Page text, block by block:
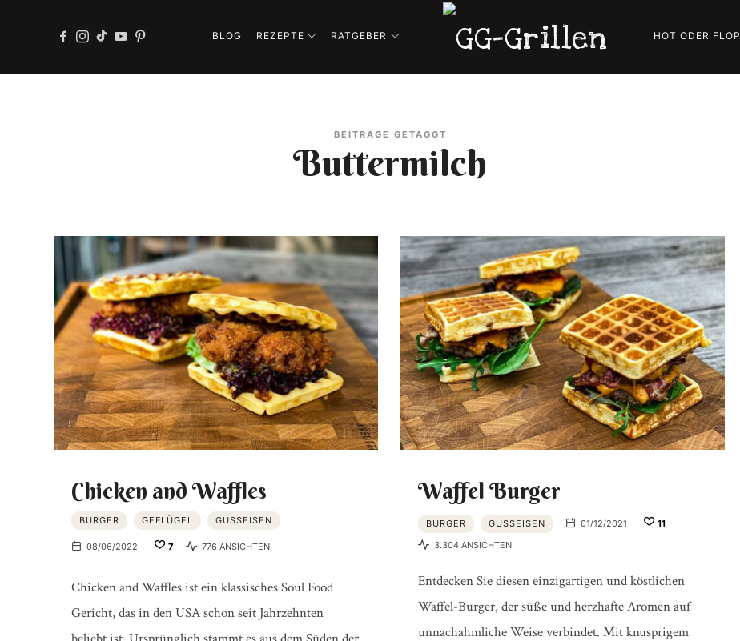
BLOG REZEPTE RATGEBER
GG-
REZEPTE
|
PRODUKTTESTS
BBQ
HOT ODER FLOP
BEITRÄGE GETAGGT
Buttermilch
Chicken and Waffles
BURGER GEFLÜGEL GUSSEISEN
08/06/2022 7 776 ANSICHTEN
Chicken and Waffles ist ein klassisches Soul Food
Gericht, das in den USA schon seit Jahrzehnten
Waffel Burger
BURGER GUSSEISEN 01/12/2021
11
3.304 ANSICHTEN
Entdecken Sie diesen einzigartigen und köstlichen
Waffel-Burger, der süße und herzhafte Aromen auf
unnachahmliche Weise verbindet. Mit knusprigem